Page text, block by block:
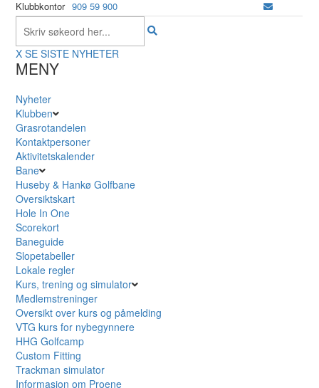
Klubbkontor 909 59 900
X SE SISTE NYHETER
MENY
Nyheter
Klubben
Grasrotandelen
Kontaktpersoner
Aktivitetskalender
Bane
Huseby & Hankø Golfbane
Oversiktskart
Hole In One
Scorekort
Baneguide
Slopetabeller
Lokale regler
Kurs, trening og simulator
Medlemstreninger
Oversikt over kurs og påmelding
VTG kurs for nybegynnere
HHG Golfcamp
Custom Fitting
Trackman simulator
Informasjon om Proene